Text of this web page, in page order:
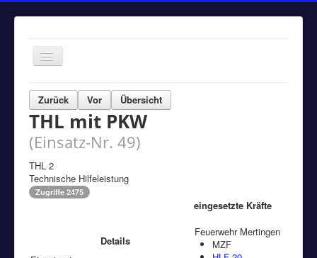
Navigation
an/aus
Home
Einsätze
Aktuelles
Über uns
Fuhrpark
Zurück Vor Übersicht
THL mit PKW
(Einsatz-Nr. 49)
THL 2
Technische Hilfeleistung
Zugriffe 2475
Details
eingesetzte Kräfte
Feuerwehr Mertingen
MZF